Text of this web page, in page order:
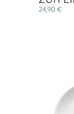
24,90 €